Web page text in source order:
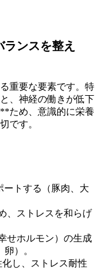
ンスを整え
重要な要素です。特
、神経の働きが低下
ため、意識的に栄養
です。
ートする（豚肉、大
、ストレスを和らげ
せホルモン）の生成
）。
し、ストレス耐性